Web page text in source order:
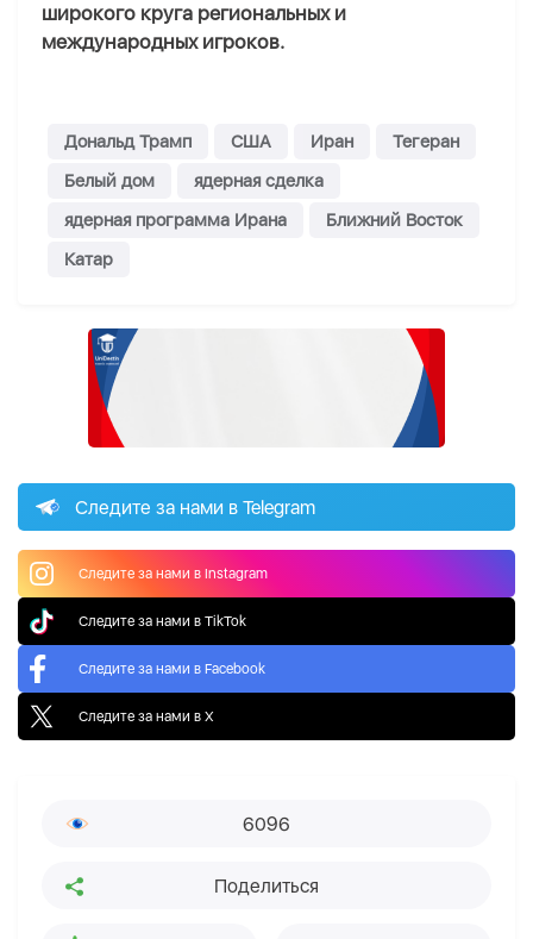
широкого круга региональных и
международных игроков.
Дональд Трамп США Иран
Тегеран
Белый дом
ядерная сделка
ядерная программа Ирана
Ближний Восток
Катар
Следите за нами в Telegram
Следите за нами в Instagram
Следите за нами в TikTok
Следите за нами в Facebook
Следите за нами в X
6096
Поделиться